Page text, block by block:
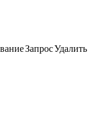
ЗапросУдалить